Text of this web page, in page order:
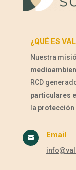
¿QUÉ ES
Nuestra
RCD
particulares
la protección
 Email